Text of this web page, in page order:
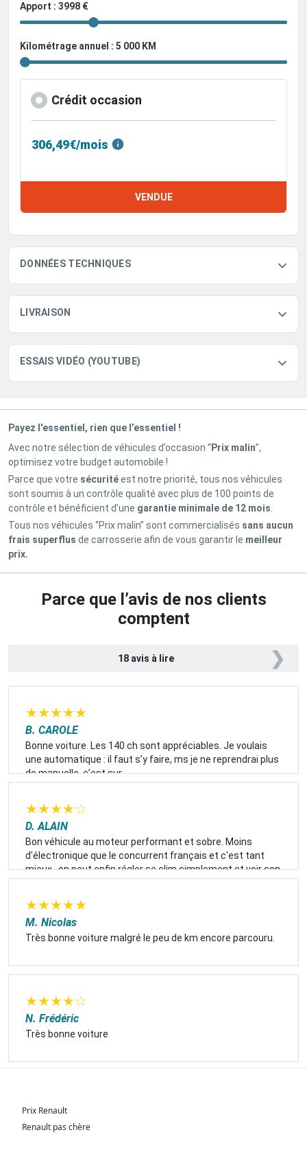
Apport : 3998 €
Kilométrage annuel : 5 000 KM
Crédit occasion
306,49€/mois
VENDUE
DONNÉES TECHNIQUES
LIVRAISON
ESSAIS VIDÉO (YOUTUBE)
Payez l'essentiel, rien que l’essentiel !
Avec notre sélection de véhicules d’occasion “Prix malin”,
optimisez votre budget automobile !
Parce que votre sécuritéest notre priorité, tous nos véhicules
sont soumis à un contrôle qualité avec plus de 100 points de
contrôle et bénéficient d’une garantie minimale de 12 mois
Tous nos véhicules “Prix malin” sont commercialisés sans aucun
frais superflus de carrosserie afin de vous garantir le meilleur
prix.
Parce que l’avis de nos clients
comptent
18 avis à lire ❯
★★★★★
B. CAROLE
Bonne voiture. Les 140 ch sont appréciables. Je voulais
une automatique : il faut s’y faire, ms je ne reprendrai plus
de manuelle, c’est sur
★★★★☆
D. ALAIN
Bon véhicule au moteur performant et sobre. Moins
d'électronique que le concurrent français et c'est tant
mieux , on peut enfin régler se clim simplement et voir son
★★★★★
M. Nicolas
Très bonne voiture malgré le peu de km encore parcouru.
★★★★☆
N. Frédéric
Très bonne voiture
Prix Renault
Renault pas chère